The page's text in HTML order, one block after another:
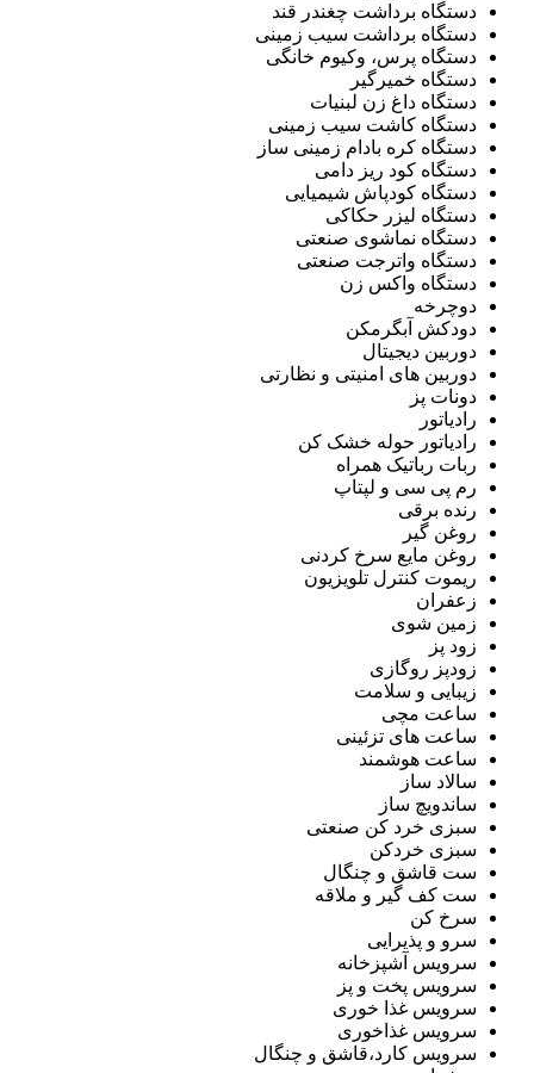
دستگاه برداشت چغندر قند
دستگاه برداشت سیب زمینی
دستگاه پرس، وکیوم خانگی
دستگاه خمیرگیر
دستگاه داغ زن لبنیات
دستگاه کاشت سیب زمینی
دستگاه کره بادام زمینی ساز
دستگاه کود ریز دامی
دستگاه کودپاش شیمیایی
دستگاه لیزر حکاکی
دستگاه نماشوی صنعتی
دستگاه واترجت صنعتی
دستگاه واکس زن
دوچرخه
دودکش آبگرمکن
دوربین دیجیتال
دوربین های امنیتی و نظارتی
دونات پز
رادیاتور
رادیاتور حوله خشک کن
ربات رباتیک همراه
رم پی سی و لپتاپ
رنده برقی
روغن گیر
روغن مایع سرخ کردنی
ریموت کنترل تلویزیون
زعفران
زمین شوی
زود پز
زودپز روگازی
زیبایی و سلامت
ساعت مچی
ساعت های تزئینی
ساعت هوشمند
سالاد ساز
ساندویچ ساز
سبزی خرد کن صنعتی
سبزی خردکن
ست قاشق و چنگال
ست کف گیر و ملاقه
سرخ کن
سرو و پذیرایی
سرویس آشپزخانه
سرویس پخت و پز
سرویس غذا خوری
سرویس غذاخوری
سرویس کارد،قاشق و چنگال